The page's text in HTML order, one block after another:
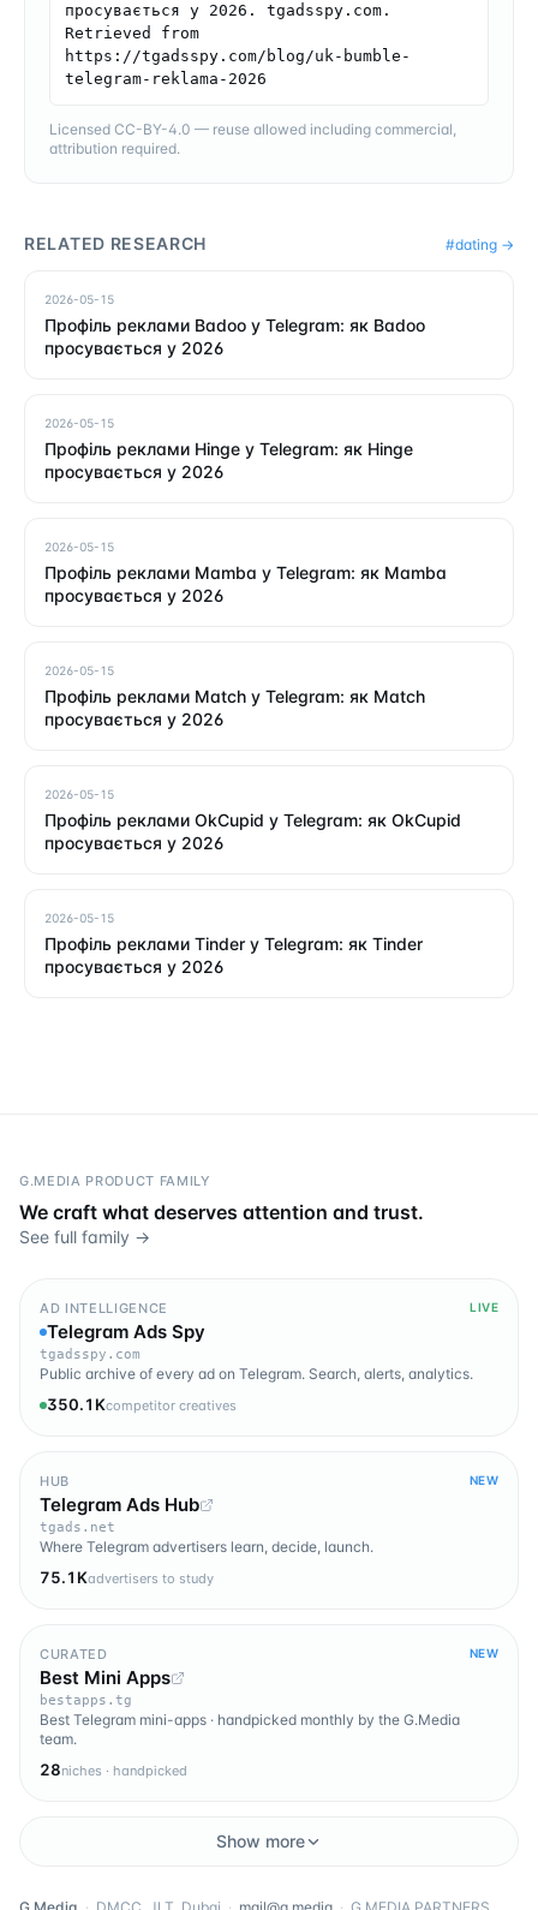
просувається у 2026. tgadsspy.com.
Retrieved from
https://tgadsspy.com/blog/uk-bumble-
telegram-reklama-2026
Licensed CC-BY-4.0 — reuse allowed including commercial,
attribution required.
RELATED RESEARCH #dating →
2026-05-15
Профіль реклами Badoo у Telegram: як Badoo
просувається у 2026
2026-05-15
Профіль реклами Hinge у Telegram: як Hinge
просувається у 2026
2026-05-15
Профіль реклами Mamba у Telegram: як Mamba
просувається у 2026
2026-05-15
Профіль реклами Match у Telegram: як Match
просувається у 2026
2026-05-15
Профіль реклами OkCupid у Telegram: як OkCupid
просувається у 2026
2026-05-15
Профіль реклами Tinder у Telegram: як Tinder
просувається у 2026
G.MEDIA PRODUCT FAMILY
We craft what deserves attention and trust.
See full family →
AD INTELLIGENCE LIVE
Telegram Ads Spy
tgadsspy.com
Public archive of every ad on Telegram. Search, alerts, analytics.
350.1Kcompetitor creatives
HUB NEW
Telegram Ads Hub
tgads.net
Where Telegram advertisers learn, decide, launch.
75.1Kadvertisers to study
CURATED NEW
Best Mini Apps
bestapps.tg
Best Telegram mini-apps · handpicked monthly by the G.Media
team.
28niches · handpicked
Show more